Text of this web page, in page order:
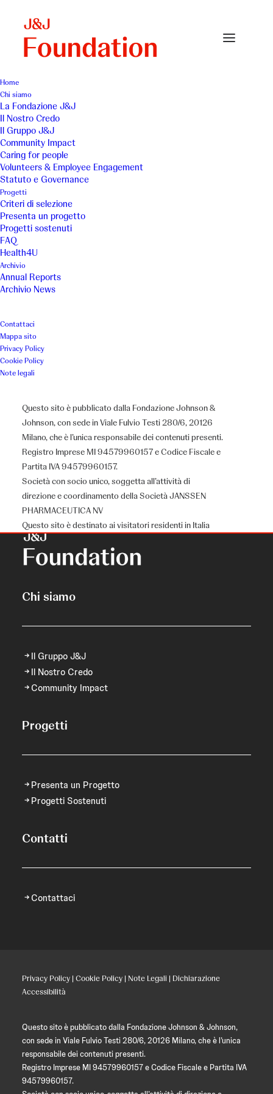
Home
Chi siamo
La Fondazione J&J
Il Nostro Credo
Il Gruppo J&J
Community Impact
Caring for people
Volunteers & Employee Engagement
Statuto e Governance
Progetti
Criteri di selezione
Presenta un progetto
Progetti sostenuti
FAQ
Health4U
Archivio
Annual Reports
Archivio News
Contattaci
Mappa sito
Privacy Policy
Cookie Policy
Note legali
Questo sito è pubblicato dalla Fondazione Johnson &
Johnson, con sede in Viale Fulvio Testi 280/6, 20126
Milano, che è l’unica responsabile dei contenuti presenti.
Registro Imprese MI 94579960157 e Codice Fiscale e
Partita IVA 94579960157.
Società con socio unico, soggetta all’attività di
direzione e coordinamento della Società JANSSEN
PHARMACEUTICA NV
Questo sito è destinato ai visitatori residenti in Italia
Chi siamo
Il Gruppo J&J
Il Nostro Credo
Community Impact
Progetti
Presenta un Progetto
Progetti Sostenuti
Contatti
Contattaci
Privacy Policy | Cookie Policy | Note Legali | Dichiarazione
Accessibilità
Questo sito è pubblicato dalla Fondazione Johnson & Johnson,
con sede in Viale Fulvio Testi 280/6, 20126 Milano, che è l’unica
responsabile dei contenuti presenti.
Registro Imprese MI 94579960157 e Codice Fiscale e Partita IVA
94579960157.